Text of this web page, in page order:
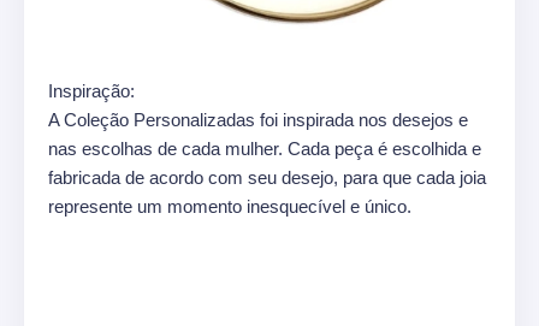
Inspiração:
A Coleção Personalizadas foi inspirada nos desejos e
nas escolhas de cada mulher. Cada peça é escolhida e
fabricada de acordo com seu desejo, para que cada joia
represente um momento inesquecível e único.